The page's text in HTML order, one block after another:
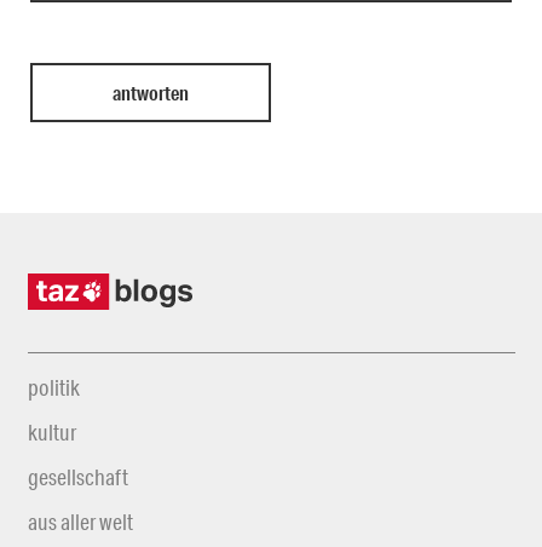
politik
kultur
gesellschaft
aus aller welt